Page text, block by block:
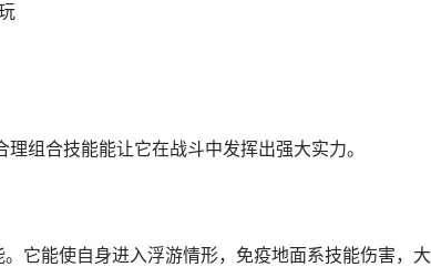
组合技能能让它在战斗中发挥出强大实力。
它能使自身进入浮游情形，免疫地面系技能伤害，大